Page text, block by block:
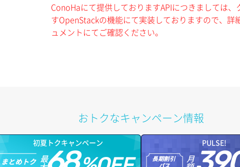
ConoHaにて提供しておりますAPIにつきましては
すOpenStackの機能にて実装しておりますので、
ュメントにてご確認ください。
おトクなキャンペーン情報
初夏トクキャンペーン
まとめトク 最
PULSE!
長期割引 月